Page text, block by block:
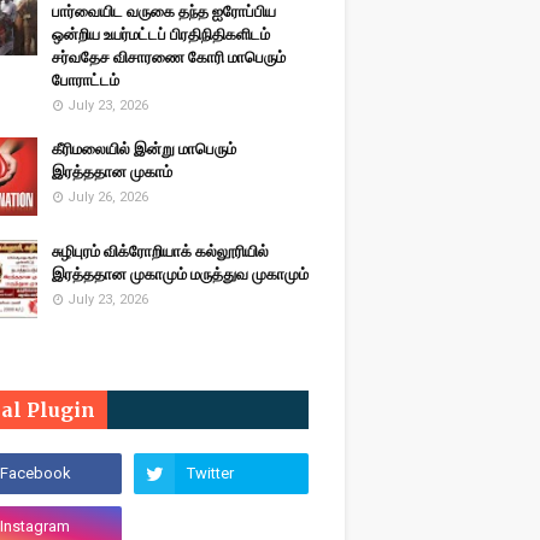
பார்வையிட வருகை தந்த ஐரோப்பிய
ஒன்றிய உயர்மட்டப் பிரதிநிதிகளிடம்
சர்வதேச விசாரணை கோரி மாபெரும்
போராட்டம்
July 23, 2026
கீரிமலையில் இன்று மாபெரும்
இரத்ததான முகாம்
July 26, 2026
சுழிபுரம் விக்ரோறியாக் கல்லூரியில்
இரத்ததான முகாமும் மருத்துவ முகாமும்
July 23, 2026
Plugin